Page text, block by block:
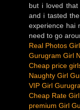
but i loved
and i tasted
experience hai
need to go
Real Photos
Gurugram Girl
Cheap price
Naughty Girl
VIP Girl
Cheap Rate
premium Girl